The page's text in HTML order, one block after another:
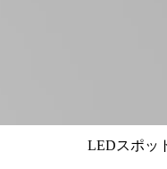
LEDスポッ